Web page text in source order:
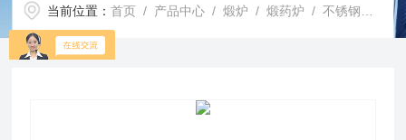
当前位置：首页 / 产品中心 /煅炉 /煅药炉 / 不锈钢煅药炉